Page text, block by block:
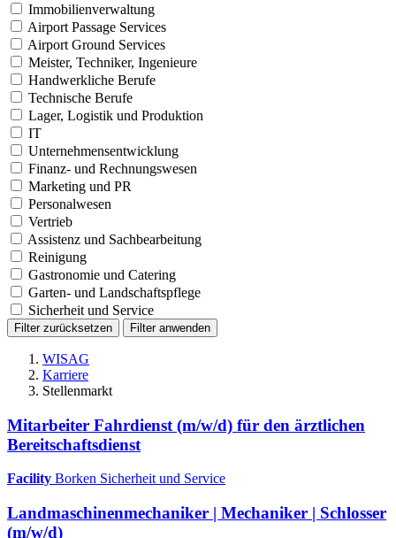
Immobilienverwaltung
Airport Passage Services
Airport Ground Services
Meister, Techniker, Ingenieure
Handwerkliche Berufe
Technische Berufe
Lager, Logistik und Produktion
IT
Unternehmensentwicklung
Finanz- und Rechnungswesen
Marketing und PR
Personalwesen
Vertrieb
Assistenz und Sachbearbeitung
Reinigung
Gastronomie und Catering
Garten- und Landschaftspflege
Sicherheit und Service
Filter zurücksetzen Filter anwenden
WISAG
Karriere
Stellenmarkt
Mitarbeiter Fahrdienst (m/w/d) für den ärztlichen
Bereitschaftsdienst
Facility Borken Sicherheit und Service
Landmaschinenmechaniker | Mechaniker | Schlosser
(m/w/d)